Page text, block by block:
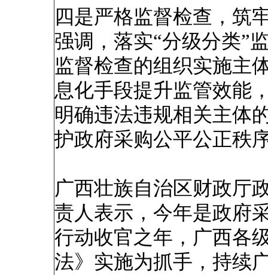
四是严格监督检查，筑
强调，落实“分级分类”
监督检查的组织实施主
息化手段提升监管效能
明确违法违规相关主体
护政府采购公平公正秩
广西壮族自治区财政厅
责人表示，今年是政府
行动收官之年，广西各
法》实施为抓手，持续